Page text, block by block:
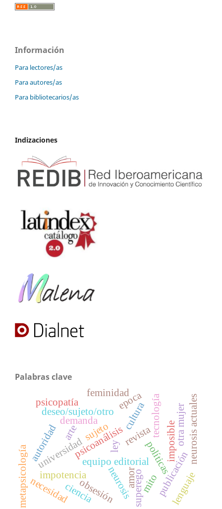
Información
Para lectores/as
Para autores/as
Para bibliotecarios/as
Indizaciones
Palabras clave
políticas
publicación
equipo editorial
revista
psicoanálisis
universidad
arte
impotencia
imposible
neurosis
obsesión
necesidad
demanda
deseo/sujeto/otro
psicopatía tecnología
autoridad sujeto
ley
cultura
epoca neurosis actuales
metapsicología superego lenguaje
mito
ciencia
otra mujer
feminidad
amor